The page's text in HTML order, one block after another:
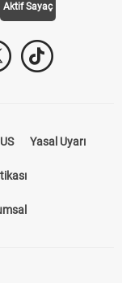
Aktif Sayaç
Yasal Uyarı